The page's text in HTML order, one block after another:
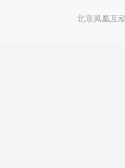
北京凤凰互